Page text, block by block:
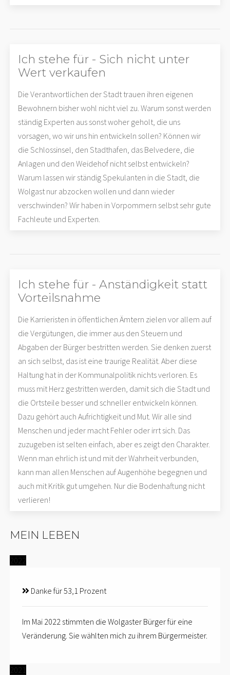
Ich stehe für - Sich nicht unter
Wert verkaufen
Die Verantwortlichen der Stadt trauen ihren eigenen
Bewohnern bisher wohl nicht viel zu. Warum sonst werden
ständig Experten aus sonst woher geholt, die uns
vorsagen, wo wir uns hin entwickeln sollen? Können wir
die Schlossinsel, den Stadthafen, das Belvedere, die
Anlagen und den Weidehof nicht selbst entwickeln?
Warum lassen wir ständig Spekulanten in die Stadt, die
Wolgast nur abzocken wollen und dann wieder
verschwinden? Wir haben in Vorpommern selbst sehr gute
Fachleute und Experten.
Ich stehe für - Anständigkeit statt
Vorteilsnahme
Die Karrieristen in öffentlichen Ämtern zielen vor allem auf
die Vergütungen, die immer aus den Steuern und
Abgaben der Bürger bestritten werden. Sie denken zuerst
an sich selbst, das ist eine traurige Realität. Aber diese
Haltung hat in der Kommunalpolitik nichts verloren. Es
muss mit Herz gestritten werden, damit sich die Stadt und
die Ortsteile besser und schneller entwickeln können.
Dazu gehört auch Aufrichtigkeit und Mut. Wir alle sind
Menschen und jeder macht Fehler oder irrt sich. Das
zuzugeben ist selten einfach, aber es zeigt den Charakter.
Wenn man ehrlich ist und mit der Wahrheit verbunden,
kann man allen Menschen auf Augenhöhe begegnen und
auch mit Kritik gut umgehen. Nur die Bodenhaftung nicht
verlieren!
MEIN LEBEN
2022
Danke für 53,1 Prozent
Im Mai 2022 stimmten die Wolgaster Bürger für eine
Veränderung. Sie wählten mich zu ihrem Bürgermeister.
2021